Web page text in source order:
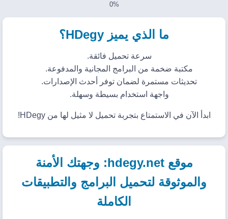
0%
ما الذي يميز HDegy؟
سرعة تحميل فائقة.
مكتبة ضخمة من البرامج المجانية والمدفوعة.
تحديثات مستمرة لضمان توفر أحدث الإصدارات.
واجهة استخدام بسيطة وسهلة.
ابدأ الآن في الاستمتاع بتجربة تحميل لا مثيل لها من HDegy!
موقع hdegy.net: وجهتك الأمنة
والموثوقة لتحميل البرامج والتطبيقات
الكاملة